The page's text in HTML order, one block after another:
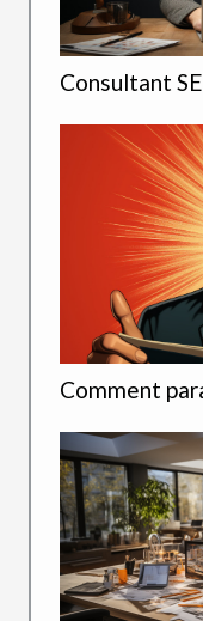
Consultant
Comment